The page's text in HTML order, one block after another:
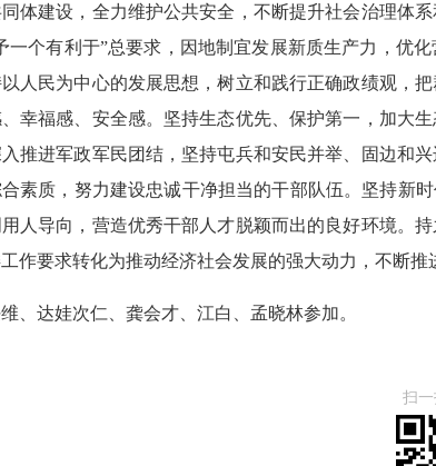
体建设，全力维护公共安全，不断提升社会治理体
一个有利于”总要求，因地制宜发展新质生产力，优
人民为中心的发展思想，树立和践行正确政绩观，
幸福感、安全感。坚持生态优先、保护第一，加大
推进军政军民团结，坚持屯兵和安民并举、固边和
素质，努力建设忠诚干净担当的干部队伍。坚持新
人导向，营造优秀干部人才脱颖而出的良好环境。
作要求转化为推动经济社会发展的强大动力，不断推
、达娃次仁、龚会才、江白、孟晓林参加。
扫